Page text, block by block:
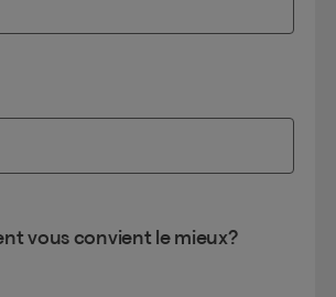
vous convient le mieux?